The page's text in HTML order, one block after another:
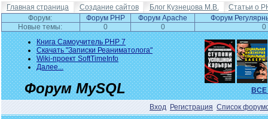
Главная страница Создание сайтов Блог Кузнецова М.В.
Статьи о
Форум:
Форум PHP Форум Apache
Форум
Новые темы:
0 0
0
Книга Самоучитель PHP 7
Скачать "Записки Реаниматолога"
Wiki-проект SoftTimeInfo
Далее...
Форум MySQL
Вход Регистрация Список